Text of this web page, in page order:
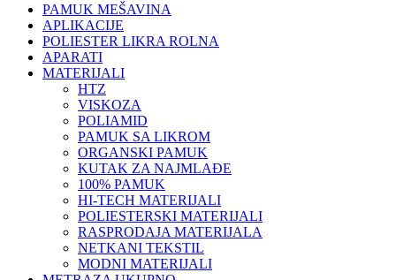
PAMUK MEŠAVINA
APLIKACIJE
POLIESTER LIKRA ROLNA
APARATI
MATERIJALI
HTZ
VISKOZA
POLIAMID
PAMUK SA LIKROM
ORGANSKI PAMUK
KUTAK ZA NAJMLAĐE
100% PAMUK
HI-TECH MATERIJALI
POLIESTERSKI MATERIJALI
RASPRODAJA MATERIJALA
NETKANI TEKSTIL
MODNI MATERIJALI